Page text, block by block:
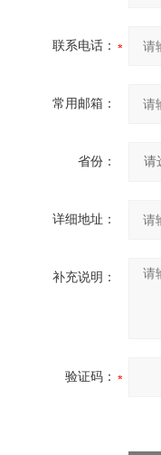
联系电话：
常用邮箱：
省份：
详细地址：
补充说明：
验证码：